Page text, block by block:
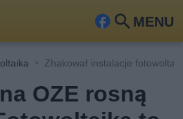
MENU
Fa
ook
Szu
kaj
Zhakował instalacje
OZE rosną